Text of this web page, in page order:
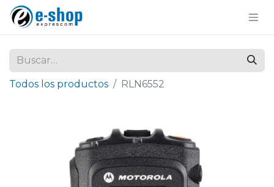
Todos los productos RLN6552